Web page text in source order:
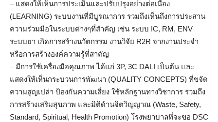
– แสดงให้เห็นการประเมินและปรับปรุงอย่างต่อเนื่อง
(LEARNING) ระบบงานที่มีบูรณาการ รวมถึงเห็นถึงการประสาน
ความร่วมมือในระบบต่างๆที่สำคัญ เช่น ระบบ IC, RM, ENV
ระบบยา เกิดการสร้างนวัตกรรม งานวิจัย R2R จากงานประจำ
หรือการสร้างองค์ความรู้ที่สาคัญ
– มีการใช้เครื่องมือคุณภาพ ได้แก่ 3P, 3C DALI เป็นต้น และ
แสดงให้เห็นกระบวนการพัฒนา (QUALITY CONCEPTS) ที่ขจัด
ความสูญเปล่า ป้องกันความเสี่ยง ใช้หลักฐานทางวิชาการ รวมถึง
การสร้างเสริมสุขภาพ และมิติด้านจิตวิญญาณ (Waste, Safety,
Standard, Spiritual, Health Promotion) โรงพยาบาลที่จะขอ DSC